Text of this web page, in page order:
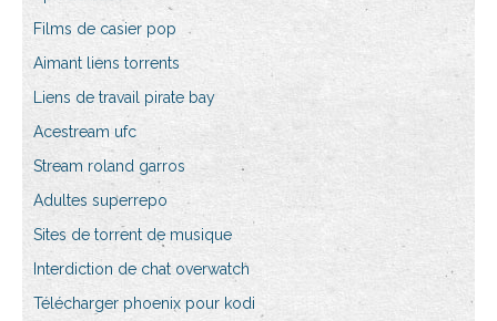
Films de casier pop
Aimant liens torrents
Liens de travail pirate bay
Acestream ufc
Stream roland garros
Adultes superrepo
Sites de torrent de musique
Interdiction de chat overwatch
Télécharger phoenix pour kodi